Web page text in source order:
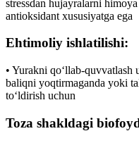
stressdan hujayralarni
antioksidant xususiyatga ega
Ehtimoliy ishlatilishi:
• Yurakni qoʻllab‑quvvatlash
baliqni yoqtirmaganda yoki
toʻldirish uchun
Toza shakldagi